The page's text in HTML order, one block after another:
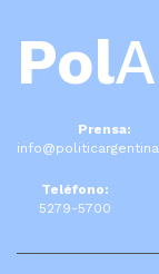
Pol
Prensa:
Teléfono:
5279-5700